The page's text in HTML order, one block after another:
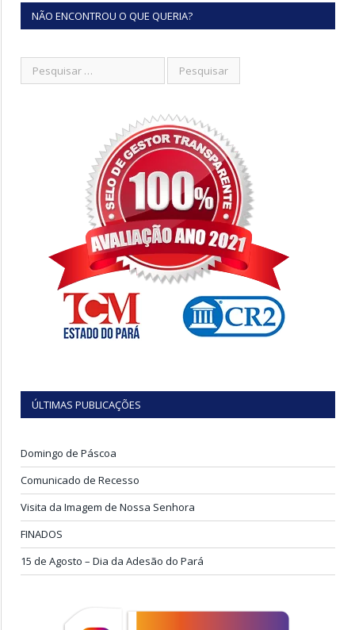
NÃO ENCONTROU O QUE QUERIA?
ÚLTIMAS PUBLICAÇÕES
Domingo de Páscoa
Comunicado de Recesso
Visita da Imagem de Nossa Senhora
FINADOS
15 de Agosto – Dia da Adesão do Pará